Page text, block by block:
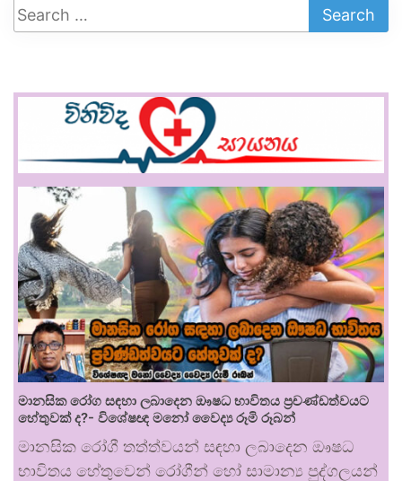
මානසික රෝග සඳහා ලබාදෙන ඖෂධ භාවිතය ප්‍රචණ්ඩත්වයට
හේතුවක් ද?- විශේෂඥ මනෝ වෛද්‍ය රූමි රූබන්
මානසික රෝගී තත්ත්වයන් සඳහා ලබාදෙන ඖෂධ
භාවිතය හේතුවෙන් රෝගීන් හෝ සාමාන්‍ය පුද්ගලයන්